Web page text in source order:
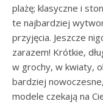
plażę; klasyczne i
te najbardziej
przyjęcia. Jeszcze
zarazem! Krótkie,
w grochy, w kwiaty,
bardziej
modele czekają na